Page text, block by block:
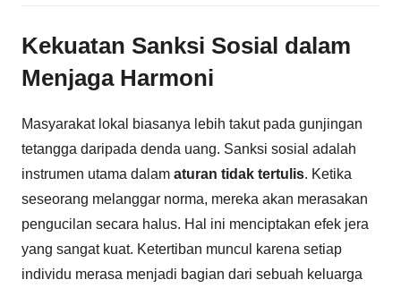
Kekuatan Sanksi Sosial dalam
Menjaga Harmoni
Masyarakat lokal biasanya lebih takut pada gunjingan
tetangga daripada denda uang. Sanksi sosial adalah
instrumen utama dalam aturan tidak tertulis. Ketika
seseorang melanggar norma, mereka akan merasakan
pengucilan secara halus. Hal ini menciptakan efek jera
yang sangat kuat. Ketertiban muncul karena setiap
individu merasa menjadi bagian dari sebuah keluarga